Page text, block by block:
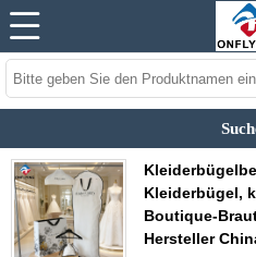
Kleiderbügel,
Boutique-
Hersteller